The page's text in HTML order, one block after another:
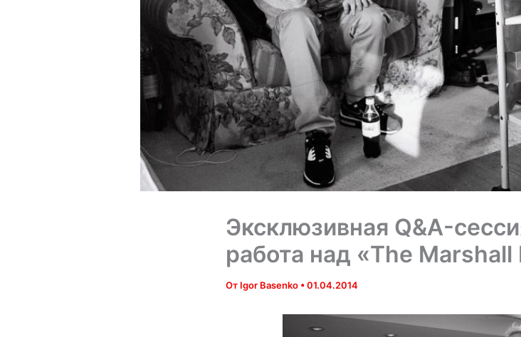
Эксклюзивная Q&A-
работа над «The
От Igor Basenko •01.04.2014